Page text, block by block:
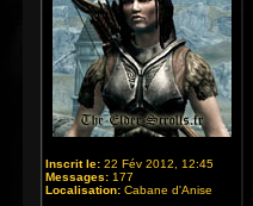
Inscrit le: 22 Fév 2012, 12:45
Messages: 177
Localisation: Cabane d'Anise